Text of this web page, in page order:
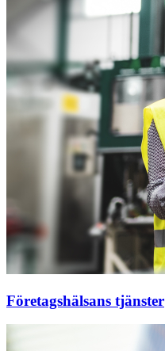
Företagshälsans tjänster